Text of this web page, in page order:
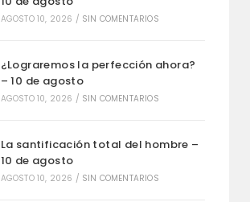
AGOSTO 10, 2026 / SIN COMENTARIOS
¿Lograremos la perfección ahora?
– 10 de agosto
AGOSTO 10, 2026 / SIN COMENTARIOS
La santificación total del hombre –
10 de agosto
AGOSTO 10, 2026 / SIN COMENTARIOS